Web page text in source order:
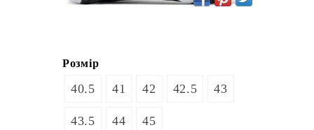
Розмір
40.5 41 42 42.5 43
43.5 44 45